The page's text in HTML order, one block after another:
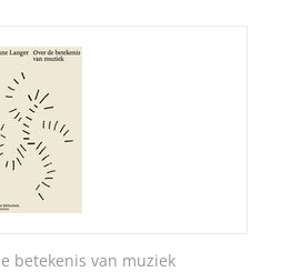
betekenis van muziek